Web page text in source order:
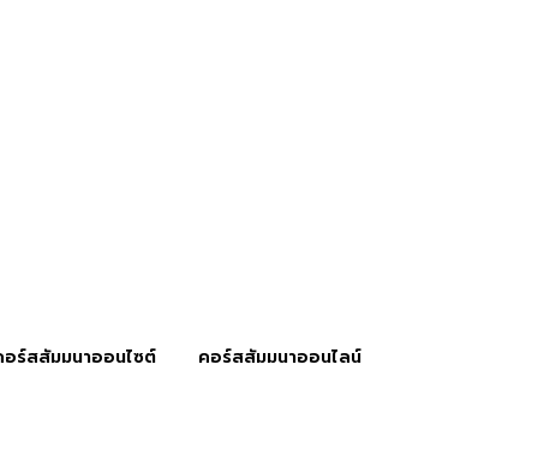
อร์สสัมมนาออนไซต์ คอร์สสัมมนาออนไลน์